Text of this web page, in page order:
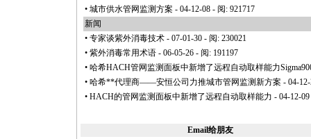
• 城市供水管网监测方案 - 04-12-08 - 阅: 921717
新闻
• 专家谈紫外消毒技术 - 07-01-30 - 阅: 230021
• 紫外消毒常用术语 - 06-05-26 - 阅: 191197
• 哈希HACH管网监测面板中新增了远程自动取样能力
• 哈希**代理商——安恒公司力推城市管网监测新方案 - 04-
• HACH的管网监测面板中新增了远程自动取样能力 - 04-12-
Email给朋友